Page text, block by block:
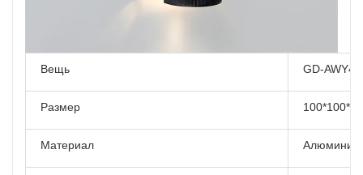
Вещь GD-AWY40
Размер
Материал